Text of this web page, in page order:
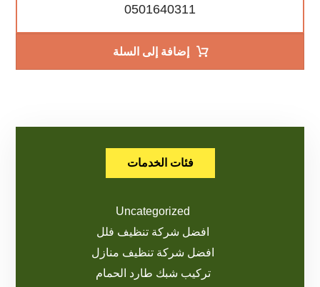
0501640311
إضافة إلى السلة
فئات الخدمات
Uncategorized
افضل شركة تنظيف فلل
افضل شركة تنظيف منازل
تركيب شبك طارد الحمام